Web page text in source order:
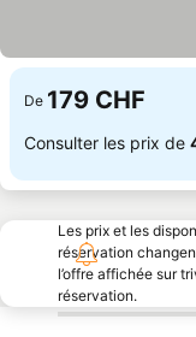
De 179 CHF
Consulter les prix de
Les prix et les
réservation
l’offre affichée sur
réservation.